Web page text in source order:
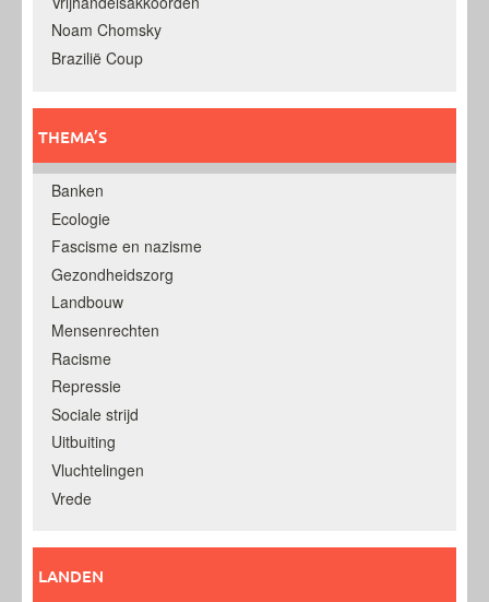
Noam Chomsky
Brazilië Coup
THEMA’S
Banken
Ecologie
Fascisme en nazisme
Gezondheidszorg
Landbouw
Mensenrechten
Racisme
Repressie
Sociale strijd
Uitbuiting
Vluchtelingen
Vrede
LANDEN